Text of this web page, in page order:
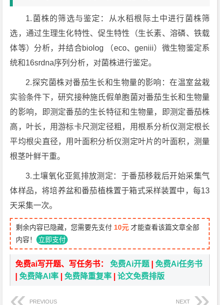
1.菌株的筛选与鉴定：从水稻根际土中进行菌株筛
选，通过生理生化特性、促生特性（生长素、溶磷、铁载
体等）分析，并结合biolog （eco、geniii）微生物鉴定系
统和16srdna序列分析，对菌株进行鉴定。
2.探究菌株对番茄生长和生物量的影响：在温室盆栽
实验条件下，研究接种施氏假单胞菌对番茄生长和生物量
的影响，即测定番茄的生长特征和生物量，即测定番茄株
高，叶长，用游标卡尺测定径粗，用根系分析仪测定根长
平均根尖直径，用叶面积分析仪测定叶片的叶面积，测量
根茎叶鲜干重。
3.土壤氧化亚氮排放测定：于番茄移栽后开始采集气
体样品，将培养盆和番茄植株置于箱式采样装置中，每13
天采集一次。
剩余内容已隐藏，您需要先支付 10元 才能查看该篇文章全部
内容！ 立即支付
免费ai写开题、写任务书：免费Ai开题 |免费Ai任务书
|免费降AI率 |免费降重复率 |论文免费排版
PREVIOUS NEXT